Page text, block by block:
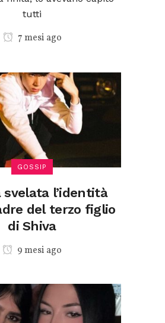
tutti
7 mesi ago
GOSSIP
svelata l’identità
del terzo figlio
di Shiva
9 mesi ago